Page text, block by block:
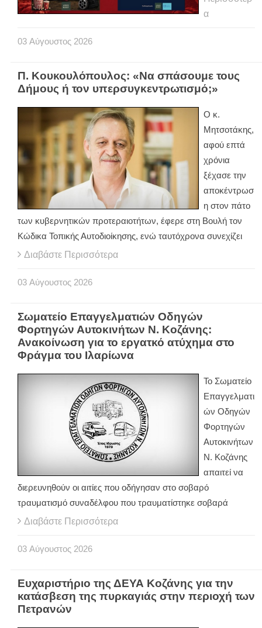
α
03 Αύγουστος 2026
Π. Κουκουλόπουλος: «Να σπάσουμε τους
Δήμους ή τον υπερσυγκεντρωτισμό;»
Ο κ.
Μητσοτάκης,
αφού επτά
χρόνια
ξέχασε την
αποκέντρωσ
η στον πάτο
των κυβερνητικών προτεραιοτήτων, έφερε στη Βουλή τον
Κώδικα Τοπικής Αυτοδιοίκησης, ενώ ταυτόχρονα συνεχίζει
Διαβάστε Περισσότερα
03 Αύγουστος 2026
Σωματείο Επαγγελματιών Οδηγών
Φορτηγών Αυτοκινήτων Ν. Κοζάνης:
Ανακοίνωση για το εργατκό ατύχημα στο
Φράγμα του Ιλαρίωνα
Το Σωματείο
Επαγγελματι
ών Οδηγών
Φορτηγών
Αυτοκινήτων
Ν. Κοζάνης
απαιτεί να
διερευνηθούν οι αιτίες που οδήγησαν στο σοβαρό
τραυματισμό συναδέλφου που τραυματίστηκε σοβαρά
Διαβάστε Περισσότερα
03 Αύγουστος 2026
Ευχαριστήριο της ΔΕΥΑ Κοζάνης για την
κατάσβεση της πυρκαγιάς στην περιοχή των
Πετρανών